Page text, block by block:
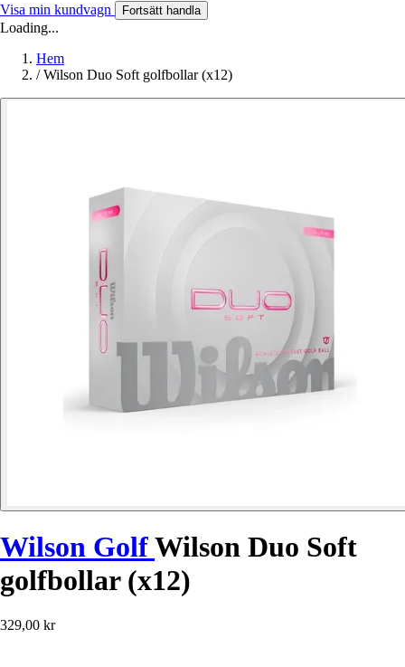
Visa min kundvagn Fortsätt handla
Loading...
Hem
/ Wilson Duo Soft golfbollar (x12)
Wilson GolfWilson Duo Soft
golfbollar (x12)
329,00 kr